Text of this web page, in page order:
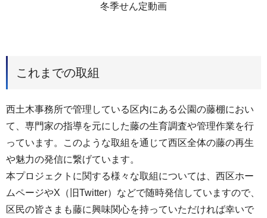
冬季せん定動画
これまでの取組
西土木事務所で管理している区内にある公園の藤棚におい
て、専門家の指導を元にした藤の生育調査や管理作業を行
っています。このような取組を通じて西区全体の藤の再生
や魅力の発信に繋げています。
本プロジェクトに関する様々な取組については、西区ホー
ムページやX（旧Twitter）などで随時発信していますので、
区民の皆さまも藤に興味関心を持っていただければ幸いで